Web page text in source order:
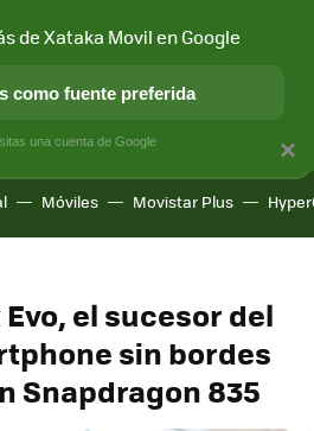
Y SOCIEDAD APLICACIONES
Móviles Movistar Plus
el sucesor del
sin bordes
Snapdragon 835
×
de Xataka Movil en Google
como fuente preferida
una cuenta de Google